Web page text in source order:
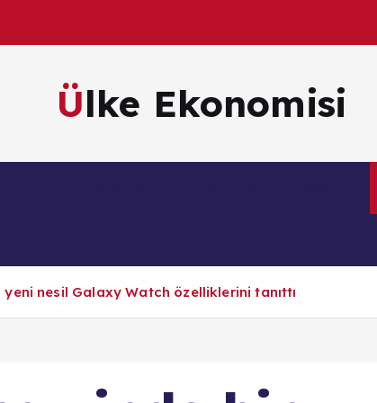
Ülke Ekonomisi
nesil Galaxy Watch özelliklerini tanıttı